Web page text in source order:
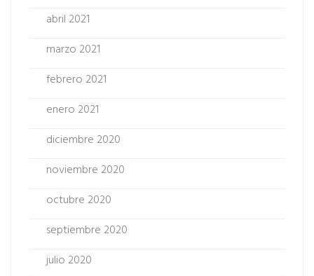
abril 2021
marzo 2021
febrero 2021
enero 2021
diciembre 2020
noviembre 2020
octubre 2020
septiembre 2020
julio 2020